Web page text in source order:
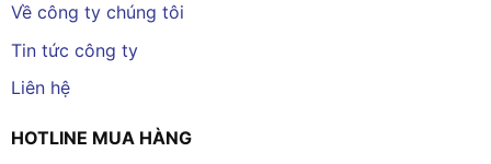
Về công ty chúng tôi
Tin tức công ty
Liên hệ
HOTLINE MUA HÀNG